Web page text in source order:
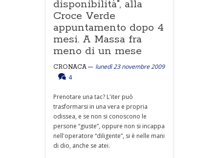
disponibilità", alla
Croce Verde
appuntamento dopo 4
mesi. A Massa fra
meno di un mese
CRONACA
lunedì 23 novembre 2009
4
Prenotare una tac? L'iter può
trasformarsi in una vera e propria
odissea, e se non si conoscono le
persone “giuste”, oppure non si incappa
nell'operatore “diligente”, si è nelle mani
di dio, anche se atei.